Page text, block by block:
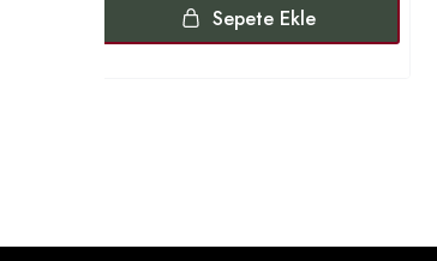
Sepete Ekle